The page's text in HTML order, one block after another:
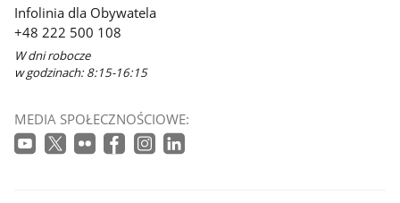
Infolinia dla Obywatela
+48 222 500 108
W dni robocze
w godzinach: 8:15-16:15
MEDIA SPOŁECZNOŚCIOWE: